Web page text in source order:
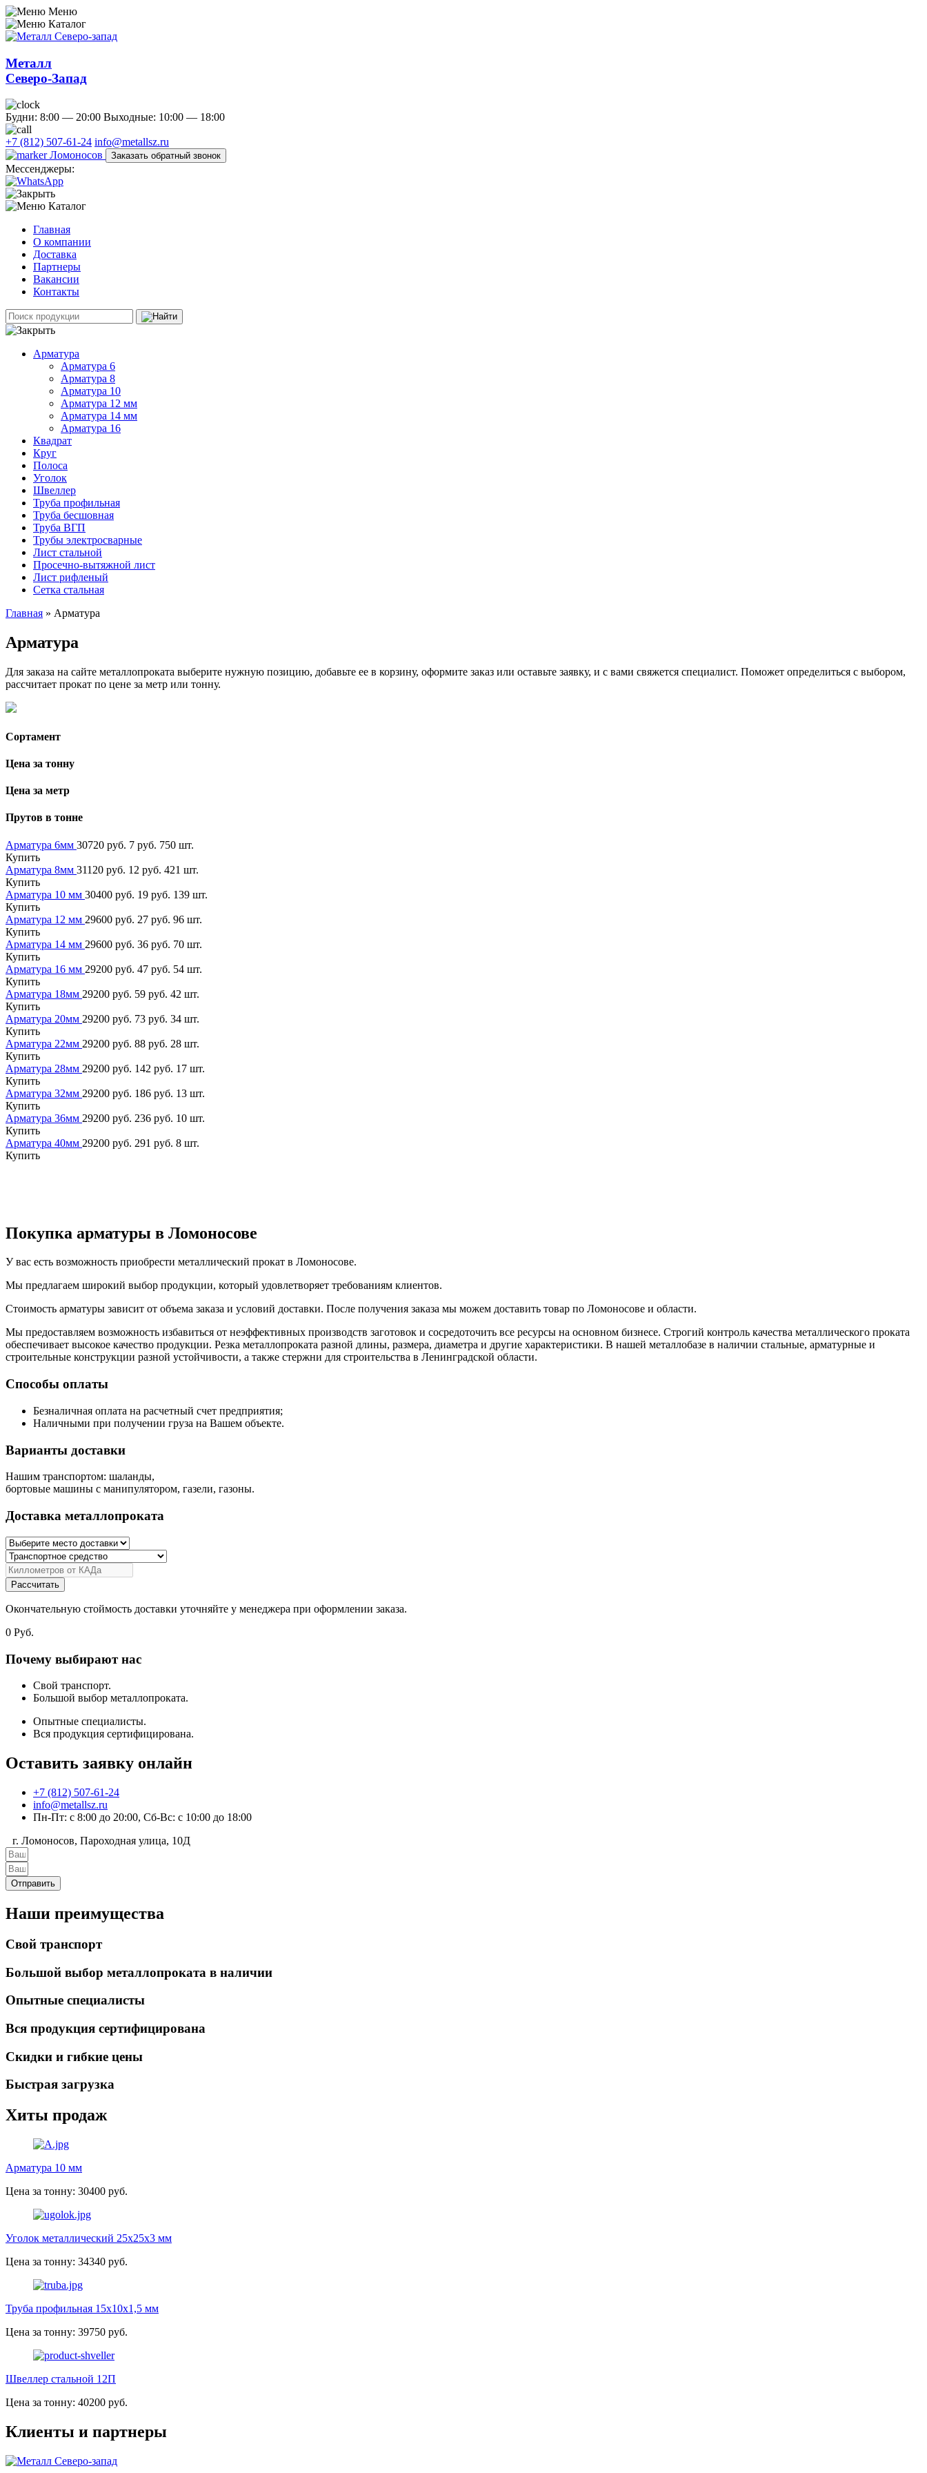
Меню
Каталог
Металл
Северо-Запад
Будни: 8:00 — 20:00 Выходные: 10:00 — 18:00
+7 (812) 507-61-24 info@metallsz.ru
Ломоносов
Заказать обратный звонок
Мессенджеры:
Каталог
Главная
О компании
Доставка
Партнеры
Вакансии
Контакты
Арматура
Арматура 6
Арматура 8
Арматура 10
Арматура 12 мм
Арматура 14 мм
Арматура 16
Квадрат
Круг
Полоса
Уголок
Швеллер
Труба профильная
Труба бесшовная
Труба ВГП
Трубы электросварные
Лист стальной
Просечно-вытяжной лист
Лист рифленый
Сетка стальная
Главная » Арматура
Арматура
Для заказа на сайте металлопроката выберите нужную позицию, добавьте ее в корзину, оформите заказ или оставьте заявку, и с вами свяжется специалист. Поможет определиться с выбором,
рассчитает прокат по цене за метр или тонну.
Сортамент
Цена за тонну
Цена за метр
Прутов в тонне
Арматура 6мм 30720 руб. 7 руб. 750 шт.
Купить
Арматура 8мм 31120 руб. 12 руб. 421 шт.
Купить
Арматура 10 мм 30400 руб. 19 руб. 139 шт.
Купить
Арматура 12 мм 29600 руб. 27 руб. 96 шт.
Купить
Арматура 14 мм 29600 руб. 36 руб. 70 шт.
Купить
Арматура 16 мм 29200 руб. 47 руб. 54 шт.
Купить
Арматура 18мм 29200 руб. 59 руб. 42 шт.
Купить
Арматура 20мм 29200 руб. 73 руб. 34 шт.
Купить
Арматура 22мм 29200 руб. 88 руб. 28 шт.
Купить
Арматура 28мм 29200 руб. 142 руб. 17 шт.
Купить
Арматура 32мм 29200 руб. 186 руб. 13 шт.
Купить
Арматура 36мм 29200 руб. 236 руб. 10 шт.
Купить
Арматура 40мм 29200 руб. 291 руб. 8 шт.
Купить
Покупка арматуры в Ломоносове
У вас есть возможность приобрести металлический прокат в Ломоносове.
Мы предлагаем широкий выбор продукции, который удовлетворяет требованиям клиентов.
Стоимость арматуры зависит от объема заказа и условий доставки. После получения заказа мы можем доставить товар по Ломоносове и области.
Мы предоставляем возможность избавиться от неэффективных производств заготовок и сосредоточить все ресурсы на основном бизнесе. Строгий контроль качества металлического проката
обеспечивает высокое качество продукции. Резка металлопроката разной длины, размера, диаметра и другие характеристики. В нашей металлобазе в наличии стальные, арматурные и
строительные конструкции разной устойчивости, а также стержни для строительства в Ленинградской области.
Способы оплаты
Безналичная оплата на расчетный счет предприятия;
Наличными при получении груза на Вашем объекте.
Варианты доставки
Нашим транспортом: шаланды,
бортовые машины с манипулятором, газели, газоны.
Доставка металлопроката
Рассчитать
Окончательную стоймость доставки уточняйте у менеджера при оформлении заказа.
0 Руб.
Почему выбирают нас
Свой транспорт.
Большой выбор металлопроката.
Опытные специалисты.
Вся продукция сертифицирована.
Оставить заявку онлайн
+7 (812) 507-61-24
info@metallsz.ru
Пн-Пт: с 8:00 до 20:00, Сб-Вс: с 10:00 до 18:00
г. Ломоносов, Пароходная улица, 10Д
Отправить
Наши преимущества
Свой транспорт
Большой выбор металлопроката в наличии
Опытные специалисты
Вся продукция сертифицирована
Скидки и гибкие цены
Быстрая загрузка
Хиты продаж
Арматура 10 мм
Цена за тонну: 30400 руб.
Уголок металлический 25х25х3 мм
Цена за тонну: 34340 руб.
Труба профильная 15х10х1,5 мм
Цена за тонну: 39750 руб.
Швеллер стальной 12П
Цена за тонну: 40200 руб.
Клиенты и партнеры